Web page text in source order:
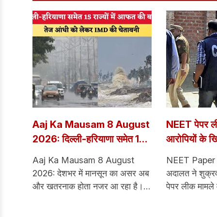
Aaj Ka Mausam 8 August
2026: दिल्ली-हरियाणा समेत 15
आंधी को लेकर IMD की चेतावनी
Aaj Ka Mausam 8 August
2026: देशभर में मानसून का असर अब
और खतरनाक होता नजर आ रहा है।
NEET पेपर
आरोपियों के
पन्नों की
सुनीं CBI की
NEET Paper Leak:
अदालत ने
पेपर लीक मामले